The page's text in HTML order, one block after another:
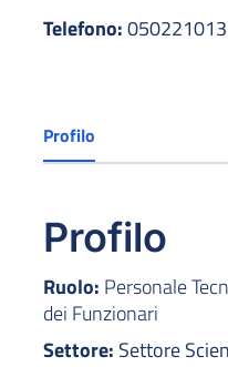
Telefono:
Profilo
Profilo
Ruolo: Personale
dei Funzionari
Settore: Settore